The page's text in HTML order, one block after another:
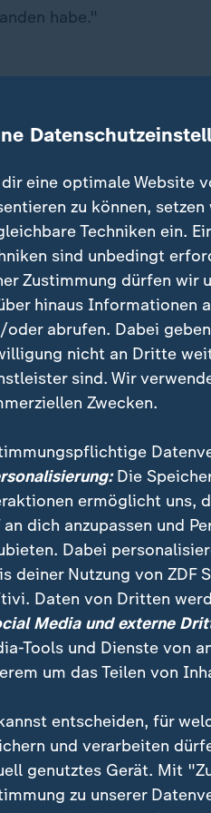
habe."
hat sehr
dem Podcast, dass er
Konsum zwischenzeitlich
er sich entschieden
- eine bösartige
das untersuchen zu
seit elf Jahren rauchfrei.
sein, dass du danach
kannst."
lässt sich
im Jahr durch Rauch:
damals
Erklärung, warum ich
eine optimale Website
zu können,
Techniken ein.
sind unbedingt
Zustimmung dürfen wir
hinaus Informationen
oder abrufen. Dabei
nicht an Dritte
sind. Wir
Zwecken.
Die
ermöglicht uns,
an dich anzupassen und
Dabei
deiner Nutzung von ZDF
Daten von Dritten
Media und externe
Tools und Dienste von
um das Teilen von
entscheiden, für
und verarbeiten
genutztes Gerät. Mit
zu unserer